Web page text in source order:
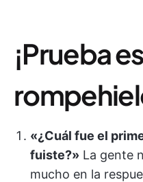
¡Prueba
«¿Cuál fue el
fuiste?» La gente
mucho en la